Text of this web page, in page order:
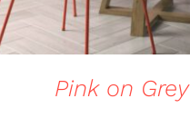
Pink on Grey